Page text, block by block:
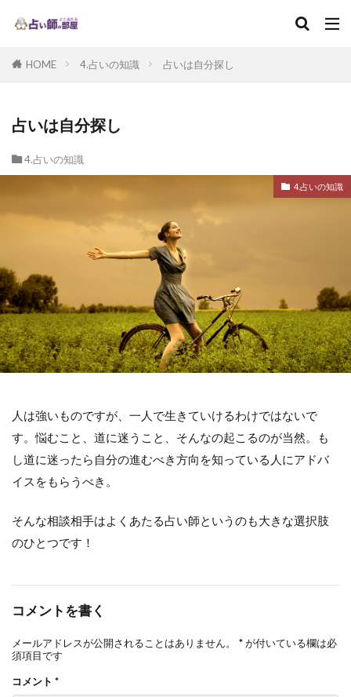
HOME 4.占いの知識 占いは自分探し
占いは自分探し
4.占いの知識
4.占いの知識
人は強いものですが、一人で生きていけるわけではないで
す。悩むこと、道に迷うこと、そんなの起こるのが当然。も
し道に迷ったら自分の進むべき方向を知っている人にアドバ
イスをもらうべき。
そんな相談相手はよくあたる占い師というのも大きな選択肢
のひとつです！
コメントを書く
メールアドレスが公開されることはありません。 *が付いている欄は必
須項目です
コメント *